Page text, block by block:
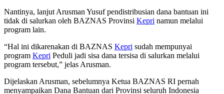
Nantinya, lanjut Arusman Yusuf pendistribusian dana bantuan ini
tidak di salurkan oleh BAZNAS Provinsi Kepri namun melalui
program lain.
“Hal ini dikarenakan di BAZNAS Kepri sudah mempunyai
program Kepri Peduli jadi sisa dana tersisa di salurkan melalui
program tersebut,” jelas Arusman.
Dijelaskan Arusman, sebelumnya Ketua BAZNAS RI pernah
menyampaikan Dana Bantuan dari Provinsi seluruh Indonesia